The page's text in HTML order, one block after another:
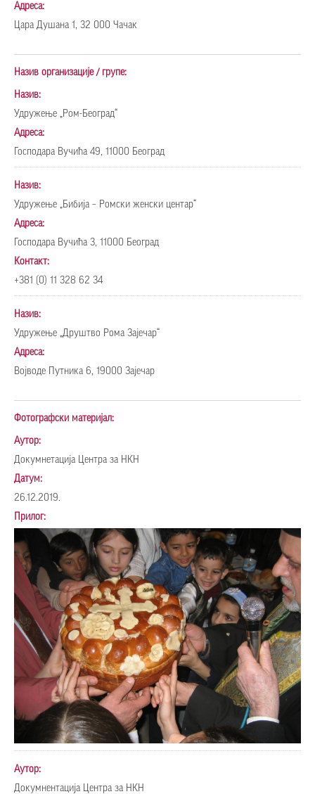
Адреса:
Цара Душана 1, 32 000 Чачак
Назив организације / групе:
Назив:
Удружење „Ром-Београд“
Адреса:
Господара Вучића 49, 11000 Београд
Назив:
Удружење „Бибија – Ромски женски центар“
Адреса:
Господара Вучића 3, 11000 Београд
Контакт:
+381 (0) 11 328 62 34
Назив:
Удружење „Друштво Рома Зајечар“
Адреса:
Војводе Путника 6, 19000 Зајечар
Фотографски материјал:
Аутор:
Докумнетација Центра за НКН
Датум:
26.12.2019.
Прилог:
Аутор:
Докумнентација Центра за НКН